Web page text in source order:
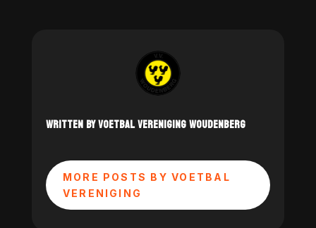
WRITTEN BY VOETBAL VERENIGING WOUDENBERG
MORE POSTS BY VOETBAL
VERENIGING